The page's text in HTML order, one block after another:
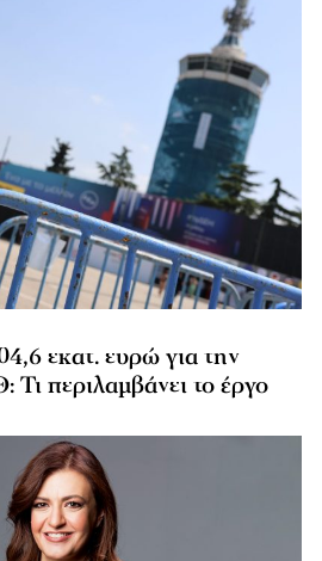
εκατ. ευρώ για την
περιλαμβάνει το έργο